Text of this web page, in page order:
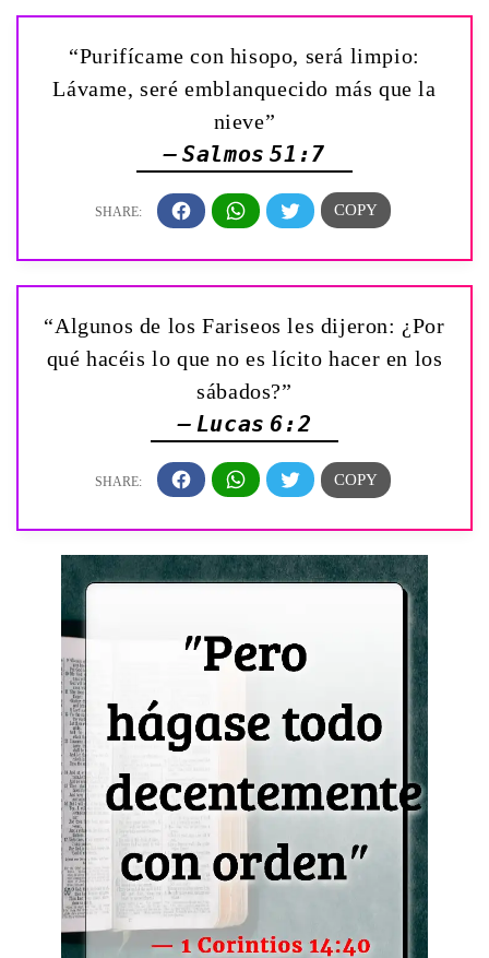
“Purifícame con hisopo, será limpio:
Lávame, seré emblanquecido más que la
nieve”
— Salmos 51:7
“Algunos de los Fariseos les dijeron: ¿Por
qué hacéis lo que no es lícito hacer en los
sábados?”
— Lucas 6:2